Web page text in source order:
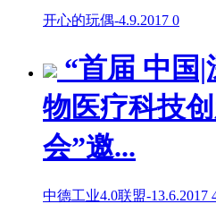
开心的玩偶-4.9.2017 0
“首届 中国|
物医疗科技
会”邀...
中德工业4.0联盟-13.6.2017